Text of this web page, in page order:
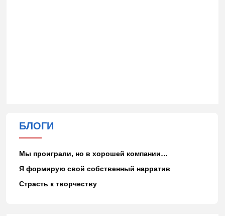
БЛОГИ
Мы проиграли, но в хорошей компании…
Я формирую свой собственный нарратив
Страсть к творчеству